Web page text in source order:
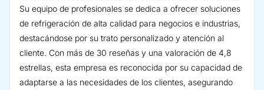
Su equipo de profesionales se dedica a ofrecer soluciones
de refrigeración de alta calidad para negocios e industrias,
destacándose por su trato personalizado y atención al
cliente. Con más de 30 reseñas y una valoración de 4,8
estrellas, esta empresa es reconocida por su capacidad de
adaptarse a las necesidades de los clientes, asegurando